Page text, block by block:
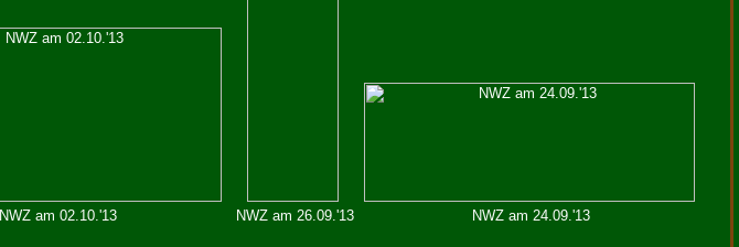
NWZ am 02.10.'13 NWZ am 26.09.'13 NWZ am 24.09.'13